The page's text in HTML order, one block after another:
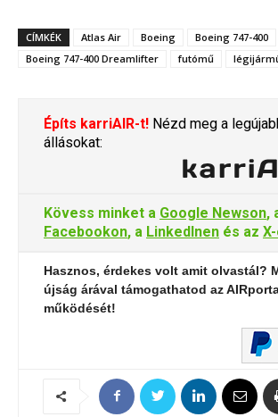
CÍMKÉK Atlas Air Boeing
Boeing 747-400
Boeing 747-400 Dreamlifter
futómű
Építs karriAIR-t! Nézd meg a
állásokat:
Kövess minket a Google Newson,
Facebookon, a LinkedInen és az
Hasznos, érdekes volt amit olvastál?
újság árával támogathatod az
működését!